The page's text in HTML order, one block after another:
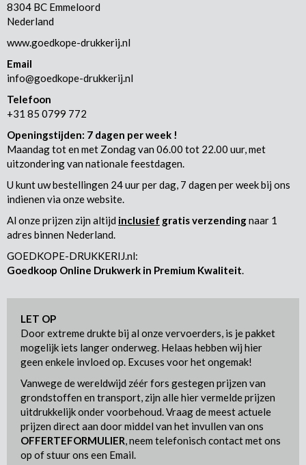
8304 BC Emmeloord
Nederland
www.goedkope-drukkerij.nl
Email
info@goedkope-drukkerij.nl
Telefoon
+31 85 0799 772
Openingstijden: 7 dagen per week !
Maandag tot en met Zondag van 06.00 tot 22.00 uur, met
uitzondering van nationale feestdagen.
U kunt uw bestellingen 24 uur per dag, 7 dagen per week bij ons
indienen via onze website.
Al onze prijzen zijn altijd inclusief gratis verzendingnaar 1
adres binnen Nederland.
GOEDKOPE-DRUKKERIJ.nl:
Goedkoop Online Drukwerk in Premium Kwaliteit.
LET OP
Door extreme drukte bij al onze vervoerders, is je pakket
mogelijk iets langer onderweg. Helaas hebben wij hier
geen enkele invloed op. Excuses voor het ongemak!
Vanwege de wereldwijd zéér fors gestegen prijzen van
grondstoffen en transport, zijn alle hier vermelde prijzen
uitdrukkelijk onder voorbehoud. Vraag de meest actuele
prijzen direct aan door middel van het invullen van ons
OFFERTEFORMULIER, neem telefonisch contact met ons
op of stuur ons een Email.